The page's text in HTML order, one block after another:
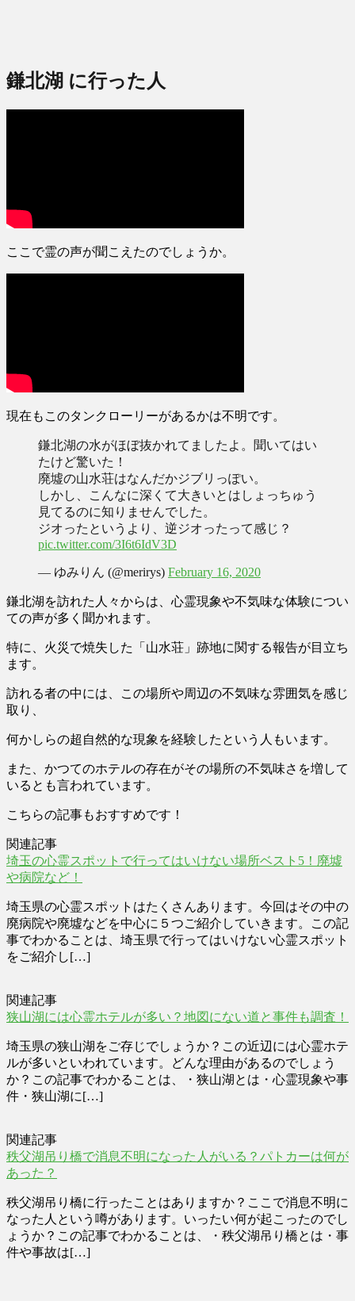
鎌北湖 に行った人
ここで霊の声が聞こえたのでしょうか。
現在もこのタンクローリーがあるかは不明です。
鎌北湖の水がほぼ抜かれてましたよ。聞いてはい
たけど驚いた！
廃墟の山水荘はなんだかジブリっぽい。
しかし、こんなに深くて大きいとはしょっちゅう
見てるのに知りませんでした。
ジオったというより、逆ジオったって感じ？
pic.twitter.com/3I6t6IdV3D
— ゆみりん (@merirys) February 16, 2020
鎌北湖を訪れた人々からは、 心霊現象や不気味な体験につい
ての声が多く聞かれます。
特に、火災で焼失した「山水荘」跡地に関する報告が目立ち
ます。
訪れる者の中には、この場所や周辺の不気味な雰囲気を感じ
取り、
何かしらの超自然的な現象を経験したという人もいます。
また、かつてのホテルの存在がその場所の不気味さを増して
いるとも言われています。
こちらの記事もおすすめです！
関連記事
埼玉の心霊スポットで行ってはいけない場所ベスト5！廃墟
や病院など！
埼玉県の心霊スポットはたくさんあります。今回はその中の
廃病院や廃墟などを中心に５つご紹介していきます。この記
事でわかることは、埼玉県で行ってはいけない心霊スポット
をご紹介し[…]
関連記事
狭山湖には心霊ホテルが多い？地図にない道と事件も調査！
埼玉県の狭山湖をご存じでしょうか？この近辺には心霊ホテ
ルが多いといわれています。どんな理由があるのでしょう
か？この記事でわかることは、・狭山湖とは・心霊現象や事
件・狭山湖に[…]
関連記事
秩父湖吊り橋で消息不明になった人がいる？パトカーは何が
あった？
秩父湖吊り橋に行ったことはありますか？ここで消息不明に
なった人という噂があります。いったい何が起こったのでし
ょうか？この記事でわかることは、・秩父湖吊り橋とは・事
件や事故は[…]